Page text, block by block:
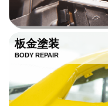
板金塗装
BODY REPAIR